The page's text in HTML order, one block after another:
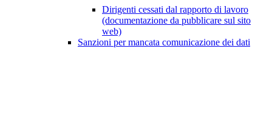
Dirigenti cessati dal rapporto di lavoro
(documentazione da pubblicare sul sito
web)
Sanzioni per mancata comunicazione dei dati